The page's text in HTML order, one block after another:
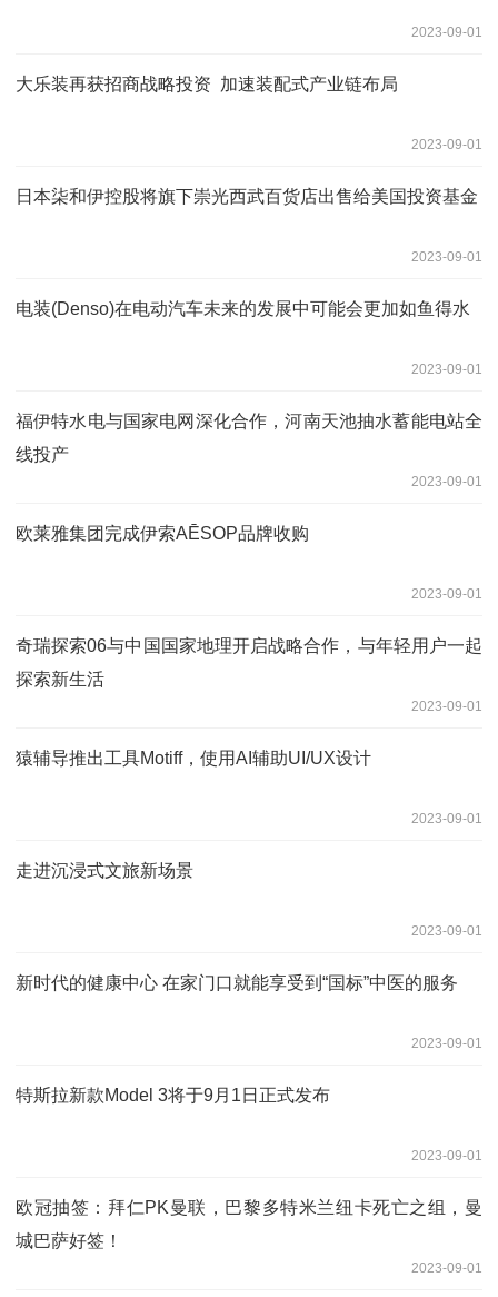
2023-09-01
大乐装再获招商战略投资 加速装配式产业链布局
2023-09-01
日本柒和伊控股将旗下崇光西武百货店出售给美国投资基金
2023-09-01
电装(Denso)在电动汽车未来的发展中可能会更加如鱼得水
2023-09-01
福伊特水电与国家电网深化合作，河南天池抽水蓄能电站全
线投产
2023-09-01
欧莱雅集团完成伊索AĒSOP品牌收购
2023-09-01
奇瑞探索06与中国国家地理开启战略合作，与年轻用户一起
探索新生活
2023-09-01
猿辅导推出工具Motiff，使用AI辅助UI/UX设计
2023-09-01
走进沉浸式文旅新场景
2023-09-01
新时代的健康中心 在家门口就能享受到“国标”中医的服务
2023-09-01
特斯拉新款Model 3将于9月1日正式发布
2023-09-01
欧冠抽签：拜仁PK曼联，巴黎多特米兰纽卡死亡之组，曼
城巴萨好签！
2023-09-01